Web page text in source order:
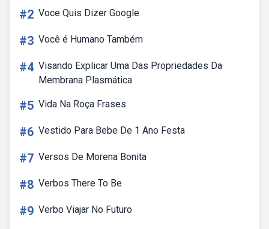
#2 Voce Quis Dizer Google
#3 Você é Humano Também
#4 Visando Explicar Uma Das Propriedades Da
Membrana Plasmática
#5 Vida Na Roça Frases
#6 Vestido Para Bebe De 1 Ano Festa
#7 Versos De Morena Bonita
#8 Verbos There To Be
#9 Verbo Viajar No Futuro